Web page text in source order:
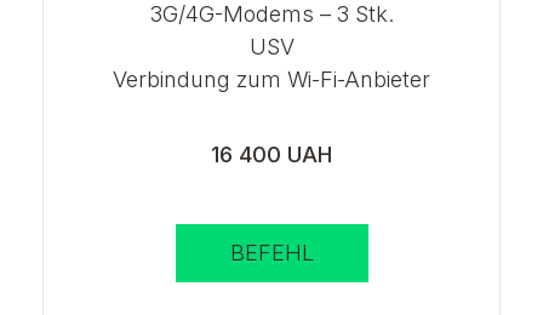
3G/4G-Modems – 3 Stk.
USV
Verbindung zum Wi-Fi-Anbieter
16 400 UAH
BEFEHL